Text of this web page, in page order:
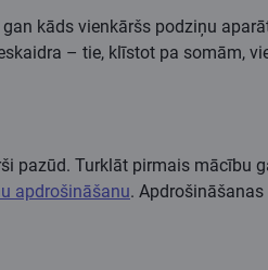
kāds vienkāršs podziņu
– tie, klīstot pa somām,
pazūd. Turklāt pirmais mācību
u apdrošināšanu.